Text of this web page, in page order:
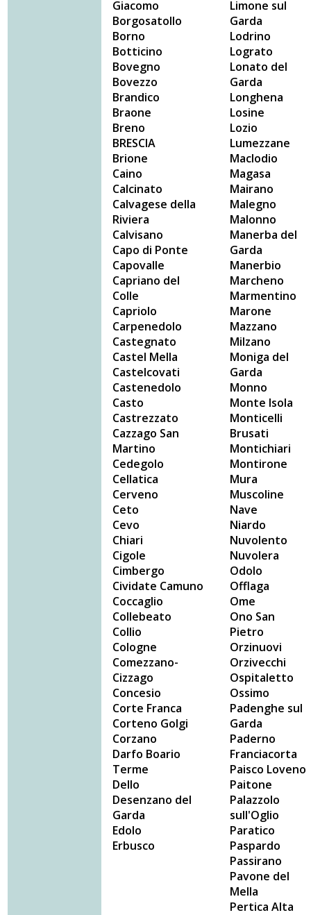
Giacomo
Borgosatollo
Borno
Botticino
Bovegno
Bovezzo
Brandico
Braone
Breno
BRESCIA
Brione
Caino
Calcinato
Calvagese della
Riviera
Calvisano
Capo di Ponte
Capovalle
Capriano del
Colle
Capriolo
Carpenedolo
Castegnato
Castel Mella
Castelcovati
Castenedolo
Casto
Castrezzato
Cazzago San
Martino
Cedegolo
Cellatica
Cerveno
Ceto
Cevo
Chiari
Cigole
Cimbergo
Cividate Camuno
Coccaglio
Collebeato
Collio
Cologne
Comezzano-
Cizzago
Concesio
Corte Franca
Corteno Golgi
Corzano
Darfo Boario
Terme
Dello
Desenzano del
Garda
Edolo
Erbusco
Limone sul
Garda
Lodrino
Lograto
Lonato del
Garda
Longhena
Losine
Lozio
Lumezzane
Maclodio
Magasa
Mairano
Malegno
Malonno
Manerba del
Garda
Manerbio
Marcheno
Marmentino
Marone
Mazzano
Milzano
Moniga del
Garda
Monno
Monte Isola
Monticelli
Brusati
Montichiari
Montirone
Mura
Muscoline
Nave
Niardo
Nuvolento
Nuvolera
Odolo
Offlaga
Ome
Ono San
Pietro
Orzinuovi
Orzivecchi
Ospitaletto
Ossimo
Padenghe sul
Garda
Paderno
Franciacorta
Paisco Loveno
Paitone
Palazzolo
sull'Oglio
Paratico
Paspardo
Passirano
Pavone del
Mella
Pertica Alta